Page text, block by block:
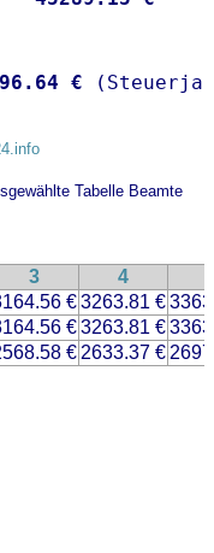
€
Tabelle Beamte
3 4
€3263.81 €
€3263.81 €
€ 2633.37 €